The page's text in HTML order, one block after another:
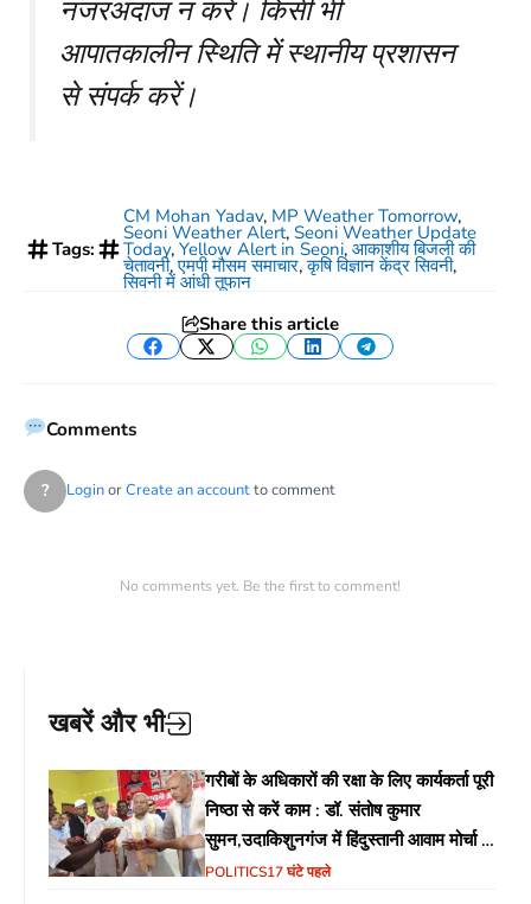
नजरअंदाज न करें। किसी भी
आपातकालीन स्थिति में स्थानीय प्रशासन
से संपर्क करें।
Tags:
CM Mohan Yadav, MP Weather Tomorrow,
Seoni Weather Alert, Seoni Weather Update
Today, Yellow Alert in Seoni, आकाशीय बिजली की
चेतावनी,एमपी मौसम समाचार,कृषि विज्ञान केंद्र सिवनी,
सिवनी में आंधी तूफान
Share this article
Facebook
TwitterWhatsApp
LinkedInTelegram
Comments
? LoginorCreate an accountto comment
No comments yet. Be the first to comment!
खबरें और भी
गरीबों के अधिकारों की रक्षा के लिए कार्यकर्ता पूरी
निष्ठा से करें काम : डॉ. संतोष कुमार
सुमन,उदाकिशुनगंज में हिंदुस्तानी आवाम मोर्चा के
गरीब चौपाल में शिक्षा, स्वास्थ्य, रोजगार समेत
POLITICS17 घंटे पहले